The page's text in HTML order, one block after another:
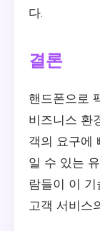
다.
결론
핸드폰으로
비즈니스 환
객의 요구에
일 수 있는
람들이 이
고객 서비스